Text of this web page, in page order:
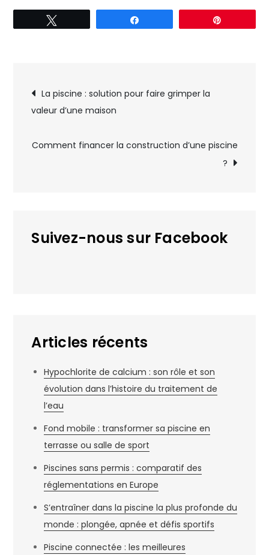
Navigation
de
l’article
La piscine : solution pour faire grimper la
valeur d’une maison
Comment financer la construction d’une piscine
?
Suivez-nous sur Facebook
Articles récents
Hypochlorite de calcium : son rôle et son
évolution dans l’histoire du traitement de
l’eau
Fond mobile : transformer sa piscine en
terrasse ou salle de sport
Piscines sans permis : comparatif des
réglementations en Europe
S’entraîner dans la piscine la plus profonde du
monde : plongée, apnée et défis sportifs
Piscine connectée : les meilleures